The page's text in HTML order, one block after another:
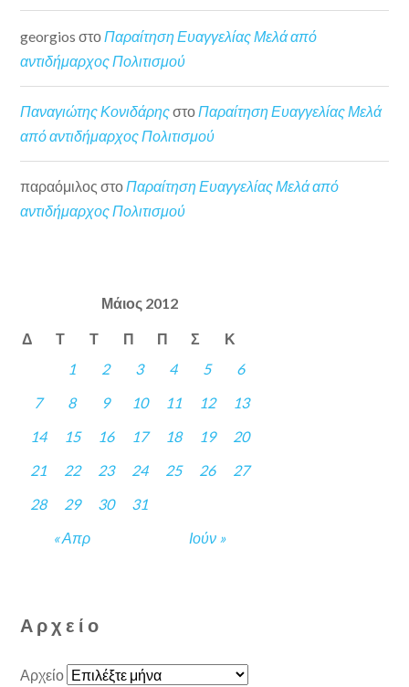
georgios στοΠαραίτηση Ευαγγελίας Μελά από
αντιδήμαρχος Πολιτισμού
Παναγιώτης ΚονιδάρηςστοΠαραίτηση Ευαγγελίας Μελά
από αντιδήμαρχος Πολιτισμού
παραόμιλος στοΠαραίτηση Ευαγγελίας Μελά από
αντιδήμαρχος Πολιτισμού
Μάιος 2012
Δ Τ Τ Π Π Σ Κ
« Απρ Ιούν »
1 2 3 4 5
6
7
8 9 10 11 12
13
14
15 16 17 18 19
20
21
22 23 24 25 26
27
28
29 30 31
Αρχείο
Αρχείο